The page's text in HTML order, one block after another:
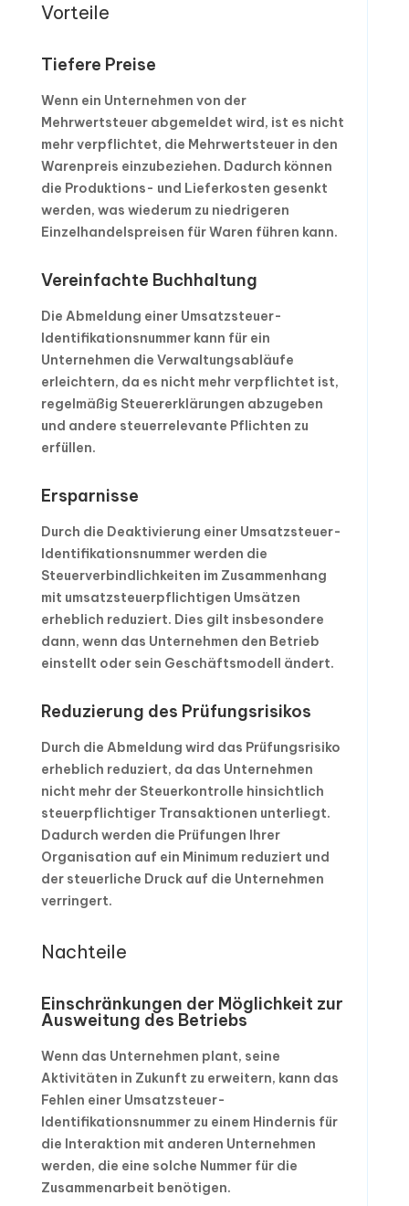
Vorteile
Tiefere Preise
Wenn ein Unternehmen von der
Mehrwertsteuer abgemeldet wird, ist es nicht
mehr verpflichtet, die Mehrwertsteuer in den
Warenpreis einzubeziehen. Dadurch können
die Produktions- und Lieferkosten gesenkt
werden, was wiederum zu niedrigeren
Einzelhandelspreisen für Waren führen kann.
Vereinfachte Buchhaltung
Die Abmeldung einer Umsatzsteuer-
Identifikationsnummer kann für ein
Unternehmen die Verwaltungsabläufe
erleichtern, da es nicht mehr verpflichtet ist,
regelmäßig Steuererklärungen abzugeben
und andere steuerrelevante Pflichten zu
erfüllen.
Ersparnisse
Durch die Deaktivierung einer Umsatzsteuer-
Identifikationsnummer werden die
Steuerverbindlichkeiten im Zusammenhang
mit umsatzsteuerpflichtigen Umsätzen
erheblich reduziert. Dies gilt insbesondere
dann, wenn das Unternehmen den Betrieb
einstellt oder sein Geschäftsmodell ändert.
Reduzierung des Prüfungsrisikos
Durch die Abmeldung wird das Prüfungsrisiko
erheblich reduziert, da das Unternehmen
nicht mehr der Steuerkontrolle hinsichtlich
steuerpflichtiger Transaktionen unterliegt.
Dadurch werden die Prüfungen Ihrer
Organisation auf ein Minimum reduziert und
der steuerliche Druck auf die Unternehmen
verringert.
Nachteile
Einschränkungen der Möglichkeit zur
Ausweitung des Betriebs
Wenn das Unternehmen plant, seine
Aktivitäten in Zukunft zu erweitern, kann das
Fehlen einer Umsatzsteuer-
Identifikationsnummer zu einem Hindernis für
die Interaktion mit anderen Unternehmen
werden, die eine solche Nummer für die
Zusammenarbeit benötigen.